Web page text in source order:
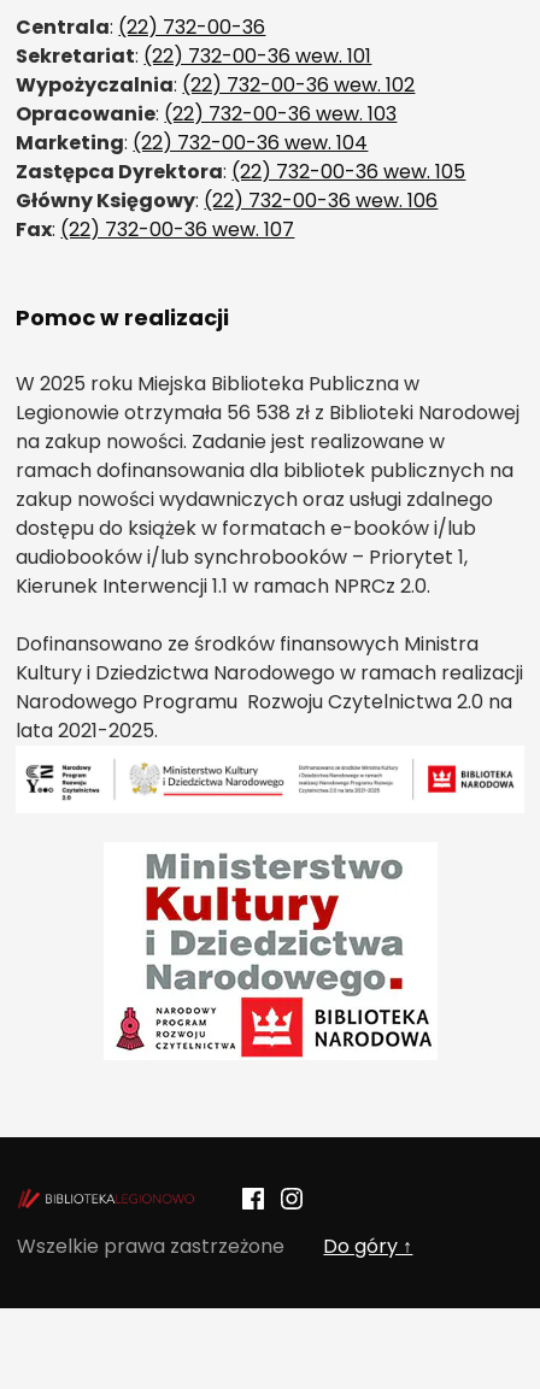
Centrala: (22) 732-00-36
Sekretariat: (22) 732-00-36 wew. 101
Wypożyczalnia: (22) 732-00-36 wew. 102
Opracowanie: (22) 732-00-36 wew. 103
Marketing: (22) 732-00-36 wew. 104
Zastępca Dyrektora: (22) 732-00-36 wew. 105
Główny Księgowy: (22) 732-00-36 wew. 106
Fax: (22) 732-00-36 wew. 107
Pomoc w realizacji
W 2025 roku Miejska Biblioteka Publiczna w
Legionowie otrzymała 56 538 zł z Biblioteki Narodowej
na zakup nowości. Zadanie jest realizowane w
ramach dofinansowania dla bibliotek publicznych na
zakup nowości wydawniczych oraz usługi zdalnego
dostępu do książek w formatach e-booków i/lub
audiobooków i/lub synchrobooków – Priorytet 1,
Kierunek Interwencji 1.1 w ramach NPRCz 2.0.
Dofinansowano ze środków finansowych Ministra
Kultury i Dziedzictwa Narodowego w ramach realizacji
Narodowego Programu Rozwoju Czytelnictwa 2.0 na
lata 2021-2025.
POCZYTALNIA – NOWE MIEJSCE NA
FacebookInstagram
Wszelkie prawa zastrzeżone Do góry ↑